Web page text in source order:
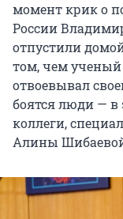
момент крик о
России
отпустили
том, чем ученый
отвоевывал
боятся люди —
коллеги,
Алины